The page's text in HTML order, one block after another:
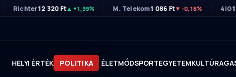
Richter12 320 Ft▲ +1,99% M. Telekom1 086 Ft▼ -0,18% 4iG
HELYI ÉRTÉK POLITIKA ÉLETMÓDSPORTEGYETEMKULTÚRA